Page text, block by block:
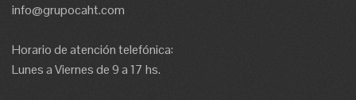
info@grupocaht.com
Horario de atención telefónica:
Lunes a Viernes de 9 a 17 hs.